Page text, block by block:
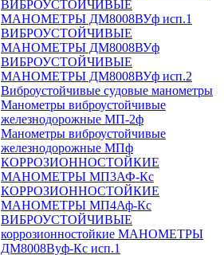
ВИБРОУСТОЙЧИВЫЕ
МАНОМЕТРЫ ДМ8008ВУф исп.1
ВИБРОУСТОЙЧИВЫЕ
МАНОМЕТРЫ ДМ8008ВУф
ВИБРОУСТОЙЧИВЫЕ
МАНОМЕТРЫ ДМ8008ВУф исп.2
Виброустойчивые судовые манометры
Манометры виброустойчивые
железнодорожные МП-2ф
Манометры виброустойчивые
железнодорожные МПф
КОРРОЗИОННОСТОЙКИЕ
МАНОМЕТРЫ МП3АФ-Кс
КОРРОЗИОННОСТОЙКИЕ
МАНОМЕТРЫ МП4Аф-Кс
ВИБРОУСТОЙЧИВЫЕ
коррозионностойкие МАНОМЕТРЫ
ДМ8008Вуф-Кс исп.1